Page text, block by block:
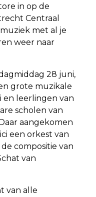
in op de
Centraal
met al je
weer naar
28 juni,
grote muzikale
en leerlingen van
scholen van
aangekomen
een orkest van
compositie van
van
van alle